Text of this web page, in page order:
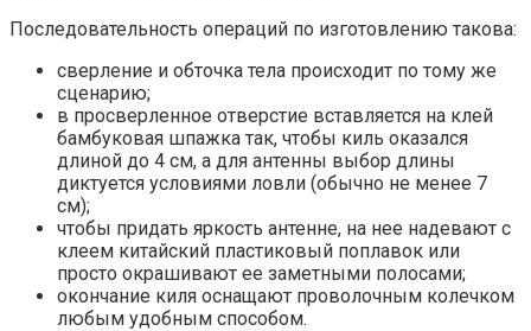
Последовательность операций по изготовлению такова:
сверление и обточка тела происходит по тому же
сценарию;
в просверленное отверстие вставляется на клей
бамбуковая шпажка так, чтобы киль оказался
длиной до 4 см, а для антенны выбор длины
диктуется условиями ловли (обычно не менее 7
см);
чтобы придать яркость антенне, на нее надевают с
клеем китайский пластиковый поплавок или
просто окрашивают ее заметными полосами;
окончание киля оснащают проволочным колечком
любым удобным способом.